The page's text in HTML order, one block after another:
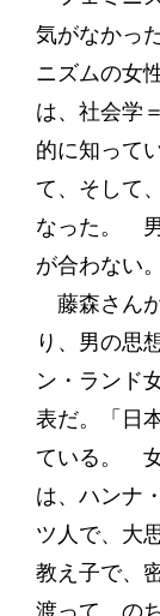
気がなかっ
ニズムの女
は、社会学
的に知って
て、そして
なった。
が合わない
藤森さん
り、男の思
ン・ランド
表だ。「日
ている。
は、ハンナ
ツ人で、大
教え子で、